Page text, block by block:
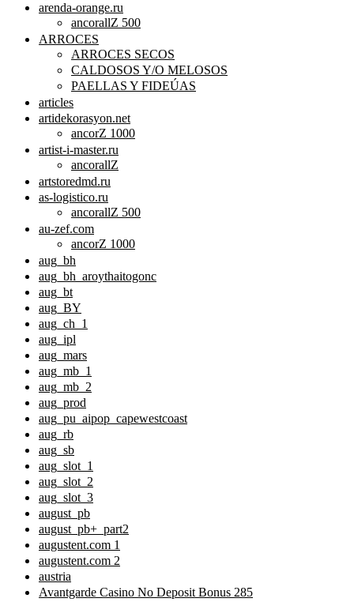
arenda-orange.ru
ancorallZ 500
ARROCES
ARROCES SECOS
CALDOSOS Y/O MELOSOS
PAELLAS Y FIDEÚAS
articles
artidekorasyon.net
ancorZ 1000
artist-i-master.ru
ancorallZ
artstoredmd.ru
as-logistico.ru
ancorallZ 500
au-zef.com
ancorZ 1000
aug_bh
aug_bh_aroythaitogonc
aug_bt
aug_BY
aug_ch_1
aug_ipl
aug_mars
aug_mb_1
aug_mb_2
aug_prod
aug_pu_aipop_capewestcoast
aug_rb
aug_sb
aug_slot_1
aug_slot_2
aug_slot_3
august_pb
august_pb+_part2
augustent.com 1
augustent.com 2
austria
Avantgarde Casino No Deposit Bonus 285